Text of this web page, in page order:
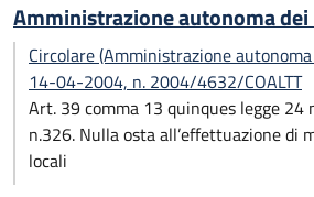
Amministrazione autonoma
Circolare (Amministrazione
14-04-2004, n. 2004/4632/COALTT
Art. 39 comma 13 quinques legge 24
n.326. Nulla osta all’effettuazione di
locali